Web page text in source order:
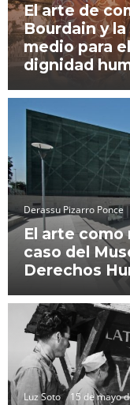
El arte de
Bourdain y
medio para
dignidad
Derassu Pizarro Ponce
El arte como
caso del
Derechos
Luz Soto 15 de mayo